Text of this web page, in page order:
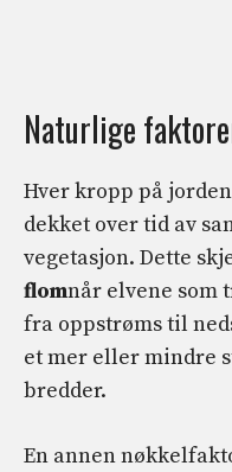
Naturlige
Hver kropp på
dekket over tid av
vegetasjon. Dette
flomnår elvene som
fra oppstrøms til
et mer eller mindre
bredder.
En annen